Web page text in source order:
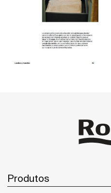
Produtos